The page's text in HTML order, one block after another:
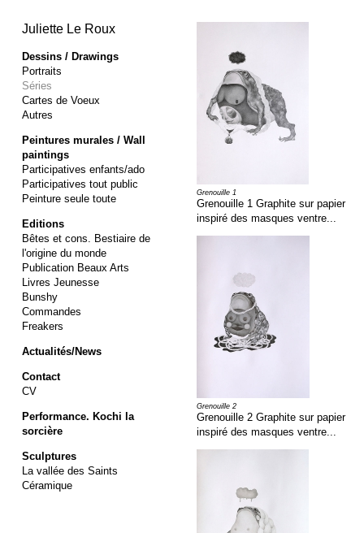
Juliette Le Roux
Dessins / Drawings
Portraits
Séries
Cartes de Voeux
Autres
Peintures murales / Wall
paintings
Participatives enfants/ado
Participatives tout public
Peinture seule toute
Editions
Bêtes et cons. Bestiaire de
l'origine du monde
Publication Beaux Arts
Livres Jeunesse
Bunshy
Commandes
Freakers
Actualités/News
Contact
CV
Performance. Kochi la
sorcière
Sculptures
La vallée des Saints
Céramique
Grenouille 1
Grenouille 1 Graphite sur papier
inspiré des masques ventre...
Grenouille 2
Grenouille 2 Graphite sur papier
inspiré des masques ventre...